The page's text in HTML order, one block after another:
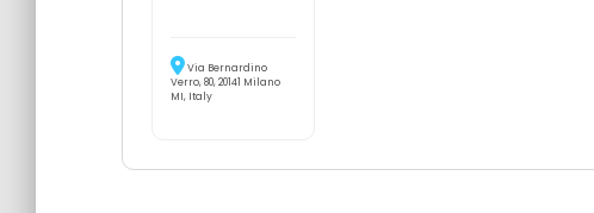
Via Bernardino
Verro, 80, 20141 Milano
MI, Italy